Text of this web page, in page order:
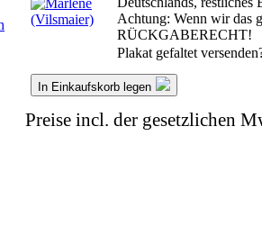
Achtung: Wenn wir das
RÜCKGABERECHT!
Plakat gefaltet
In Einkaufskorb legen
Preise incl. der gesetzlichen